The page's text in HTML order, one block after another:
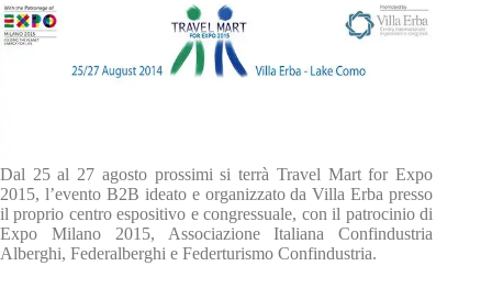
Dal 25 al 27 agosto prossimi si terrà Travel Mart for Expo
2015, l’evento B2B ideato e organizzato da Villa Erba presso
il proprio centro espositivo e congressuale, con il patrocinio di
Expo Milano 2015, Associazione Italiana Confindustria
Alberghi, Federalberghi e Federturismo Confindustria.